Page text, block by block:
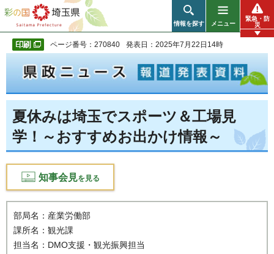
彩の国 埼玉県
情報を探す メニュー
緊急・防
災
ページ番号：270840 発表日：2025年7月22日14時
夏休みは埼玉でスポーツ＆工場見
学！～おすすめお出かけ情報～
知事会見を見る
部局名：産業労働部
課所名：観光課
担当名：DMO支援・観光振興担当